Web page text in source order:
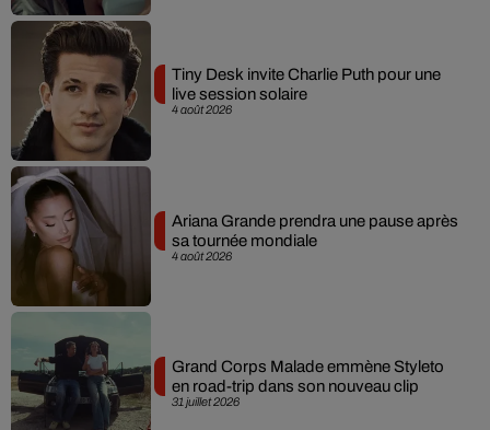
4 août 2026
Tiny Desk invite Charlie Puth pour une
live session solaire
4 août 2026
Ariana Grande prendra une pause après
sa tournée mondiale
31 juillet 2026
Grand Corps Malade emmène Styleto
en road-trip dans son nouveau clip